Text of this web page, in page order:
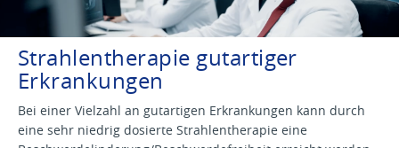
Strahlentherapie gutartiger
Erkrankungen
Bei einer Vielzahl an gutartigen Erkrankungen kann durch
eine sehr niedrig dosierte Strahlentherapie eine